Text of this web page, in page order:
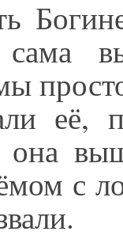
её,
она
с